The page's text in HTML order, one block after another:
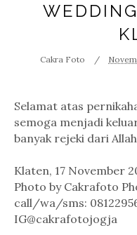
Cakra Foto
Selamat atas
semoga menjadi
banyak rejeki dari
Klaten, 17 November
Photo by Cakrafoto
call/wa/sms:
IG@cakrafotojogja